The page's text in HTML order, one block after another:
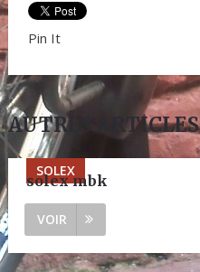
Pin It
AUTRES ARTICLES
SOLEX
solex mbk
VOIR